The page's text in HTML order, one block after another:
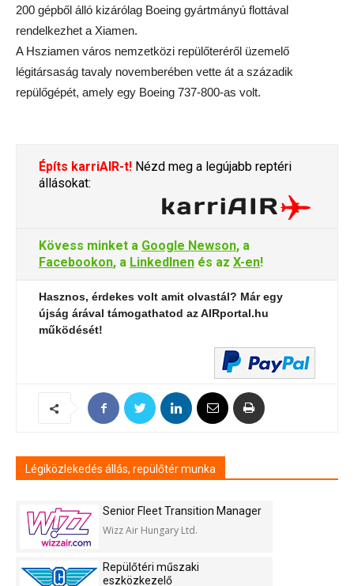
200 gépből álló kizárólag Boeing gyártmányú flottával
rendelkezhet a Xiamen.
A Hsziamen város nemzetközi repülőteréről üzemelő
légitársaság tavaly novemberében vette át a századik
repülőgépét, amely egy Boeing 737-800-as volt.
Építs karriAIR-t! Nézd meg a legújabb reptéri
állásokat:
Kövess minket a Google Newson, a
Facebookon, a LinkedInen és az X-en!
Hasznos, érdekes volt amit olvastál? Már egy
újság árával támogathatod az AIRportal.hu
működését!
Légiközlekedés állás, repülőtér munka
Senior Fleet Transition Manager
Wizz Air Hungary Ltd.
Repülőtéri műszaki
eszközkezelő